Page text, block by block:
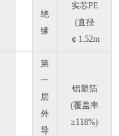
绝
缘
实芯PE
(直径
￠1.52m
第
一
层
外
导
铝塑箔
(覆盖率
≥118%)